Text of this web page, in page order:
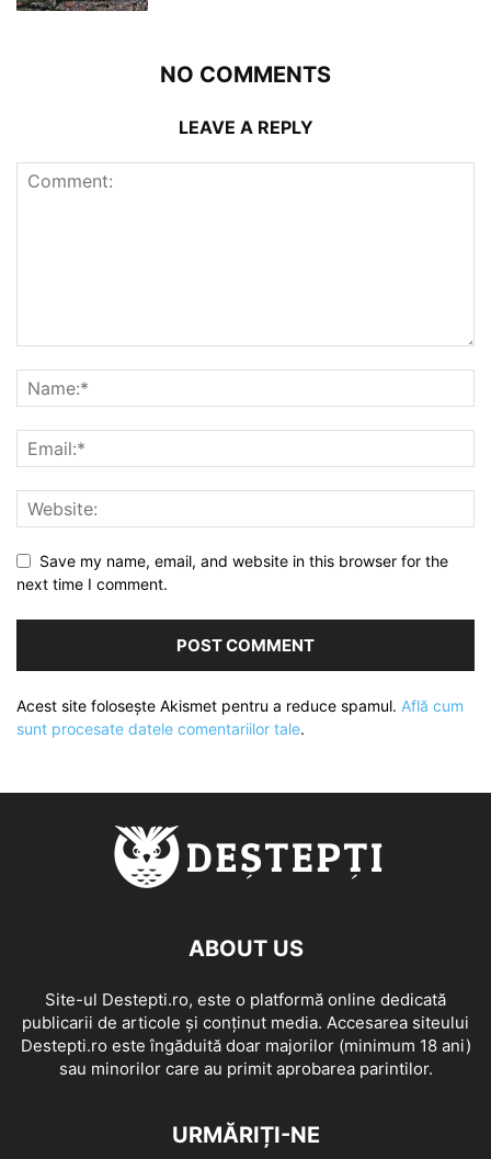
NO COMMENTS
LEAVE A REPLY
Save my name, email, and website in this browser for the
next time I comment.
Acest site folosește Akismet pentru a reduce spamul. Află cum
sunt procesate datele comentariilor tale.
ABOUT US
Site-ul Destepti.ro, este o platformă online dedicată
publicarii de articole și conținut media. Accesarea siteului
Destepti.ro este îngăduită doar majorilor (minimum 18 ani)
sau minorilor care au primit aprobarea parintilor.
URMĂRIȚI-NE